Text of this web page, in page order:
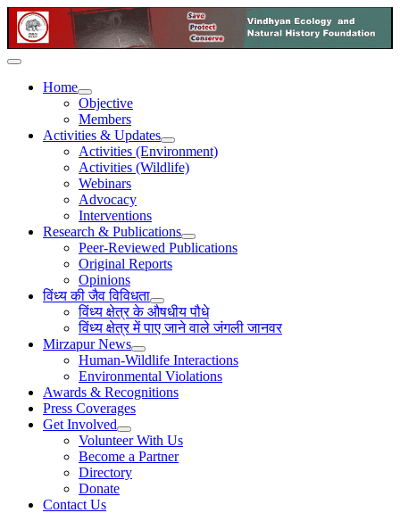
Home
Objective
Members
Activities & Updates
Activities (Environment)
Activities (Wildlife)
Webinars
Advocacy
Interventions
Research & Publications
Peer-Reviewed Publications
Original Reports
Opinions
विंध्य की जैव विविधता
विंध्य क्षेत्र के औषधीय पौधे
विंध्य क्षेत्र में पाए जाने वाले जंगली जानवर
Mirzapur News
Human-Wildlife Interactions
Environmental Violations
Awards & Recognitions
Press Coverages
Get Involved
Volunteer With Us
Become a Partner
Directory
Donate
Contact Us